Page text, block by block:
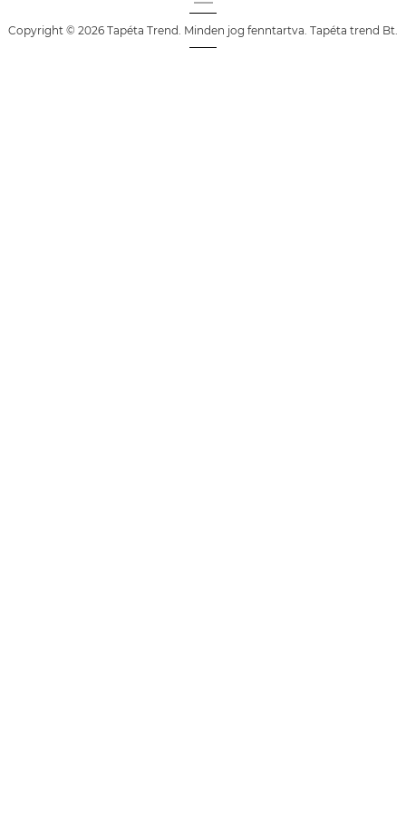
Copyright © 2026 Tapéta Trend. Minden jog fenntartva. Tapéta trend Bt.